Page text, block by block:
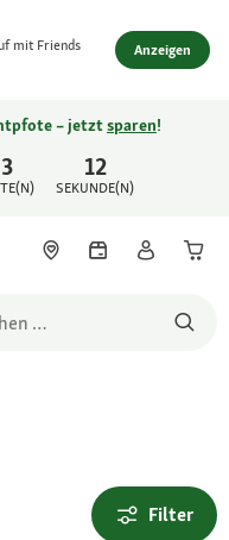
mit Friends Anzeigen
12
SEKUNDE(N)
– jetztsparen!
Filter